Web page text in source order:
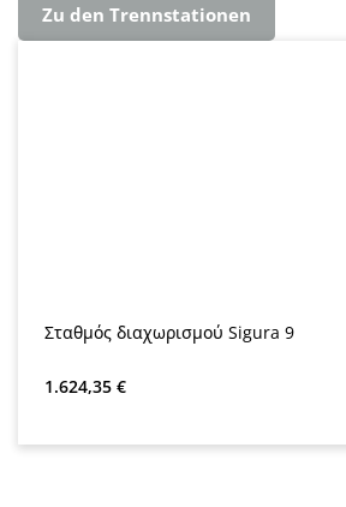
Zu den Trennstationen
Σταθμός διαχωρισμού Sigura 9
Κανονική τιμή:
1.624,35 €